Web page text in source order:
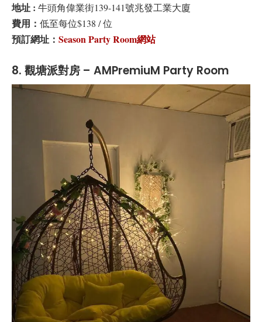
地址 : 牛頭角偉業街139-141號兆發工業大廈
費用： 低至每位$138 / 位
預訂網址： Season Party Room網站
8. 觀塘派對房 – AMPremiuM Party Room